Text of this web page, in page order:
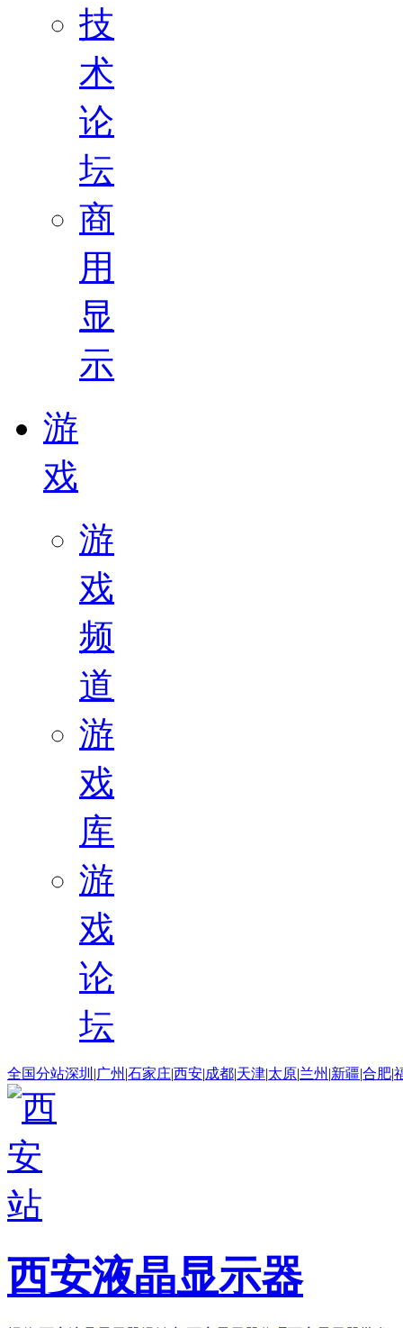
技
术
论
坛
商
用
显
示
游
戏
游
戏
频
道
游
戏
库
游
戏
论
坛
全国分站深圳 |广州 |石家庄|西安|成都|天津|太原|兰州 |新疆|合肥|
西安液晶显示器